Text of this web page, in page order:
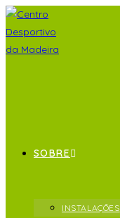
SOBRE
INSTALAÇÕES